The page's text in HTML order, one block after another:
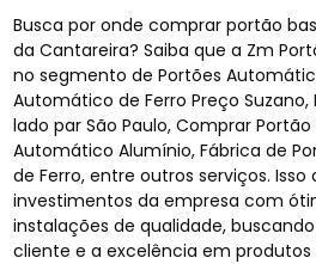
Busca por onde comprar portão
da Cantareira? Saiba que a Zm
no segmento de Portões
Automático de Ferro Preço
lado par São Paulo, Comprar
Automático Alumínio, Fábrica de
de Ferro, entre outros serviços.
investimentos da empresa com
instalações de qualidade,
cliente e a excelência em produtos